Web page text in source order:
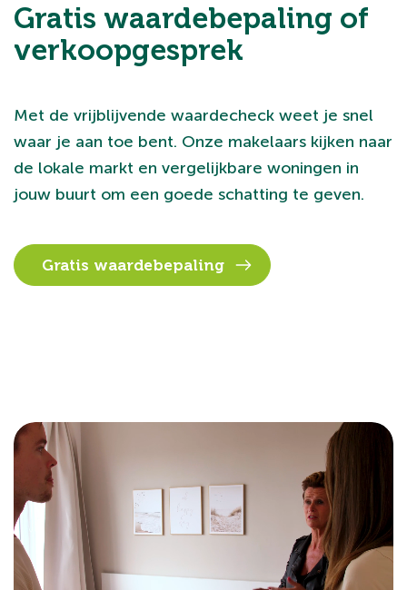
Gratis waardebepaling of
verkoopgesprek
Met de vrijblijvende waardecheck weet je snel
waar je aan toe bent. Onze makelaars kijken naar
de lokale markt en vergelijkbare woningen in
jouw buurt om een goede schatting te geven.
Gratis waardebepaling